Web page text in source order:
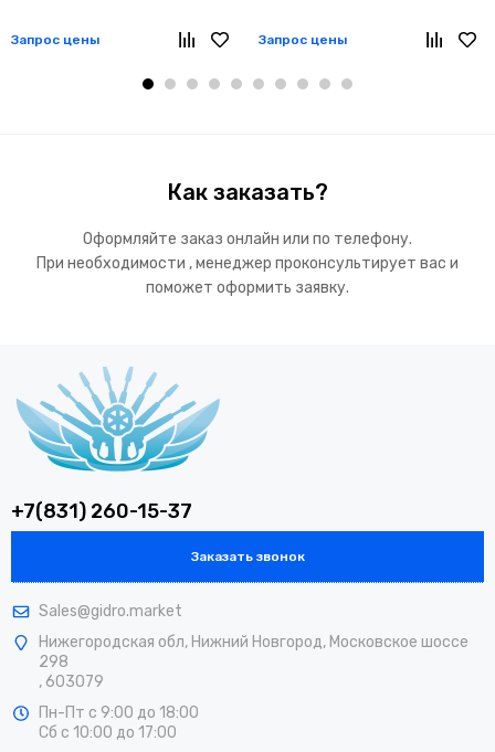
Запрос цены Запрос цены
Как заказать?
Оформляйте заказ онлайн или по телефону.
При необходимости , менеджер проконсультирует вас и
поможет оформить заявку.
+7(831) 260-15-37
Заказать звонок
Sales@gidro.market
Нижегородская обл, Нижний Новгород, Московское шоссе
298
, 603079
Пн-Пт с 9:00 до 18:00
Сб с 10:00 до 17:00